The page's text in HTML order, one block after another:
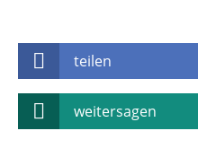
teilen
weitersagen